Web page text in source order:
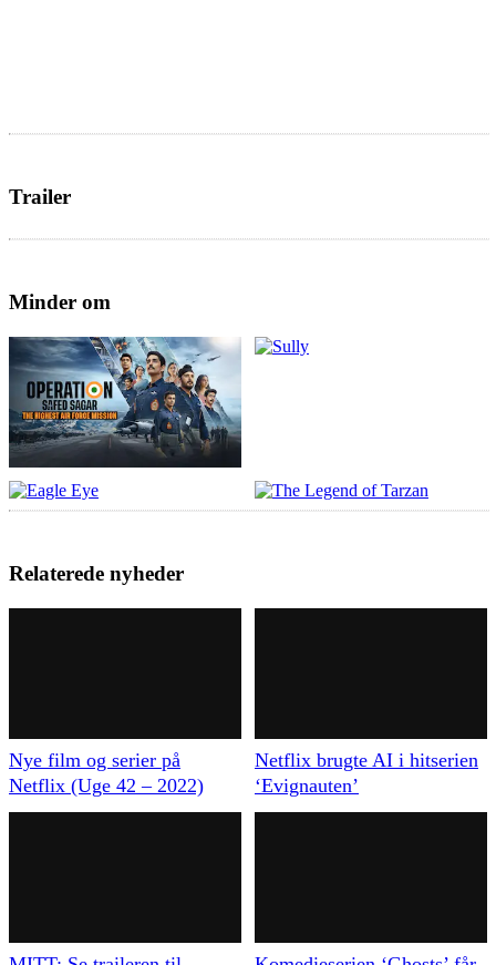
Trailer
Minder om
Relaterede nyheder
Nye film og serier på
Netflix (Uge 42 – 2022)
Netflix brugte AI i hitserien
‘Evignauten’